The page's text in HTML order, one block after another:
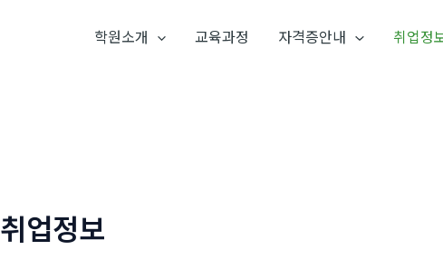
학원소개 교육과정 자격증안내 취업정
취업정보